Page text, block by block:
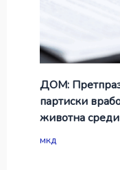
ДОМ:
партиски
животна
мкд